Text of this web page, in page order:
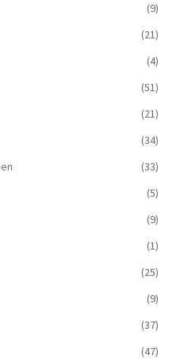
(9)
(21)
(4)
(51)
(21)
(34)
(33)
(5)
(9)
(1)
(25)
(9)
(37)
(47)